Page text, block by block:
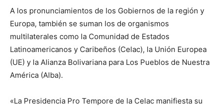
A los pronunciamientos de los Gobiernos de la región y
Europa, también se suman los de organismos
multilaterales como la Comunidad de Estados
Latinoamericanos y Caribeños (Celac), la Unión Europea
(UE) y la Alianza Bolivariana para Los Pueblos de Nuestra
América (Alba).
«La Presidencia Pro Tempore de la Celac manifiesta su